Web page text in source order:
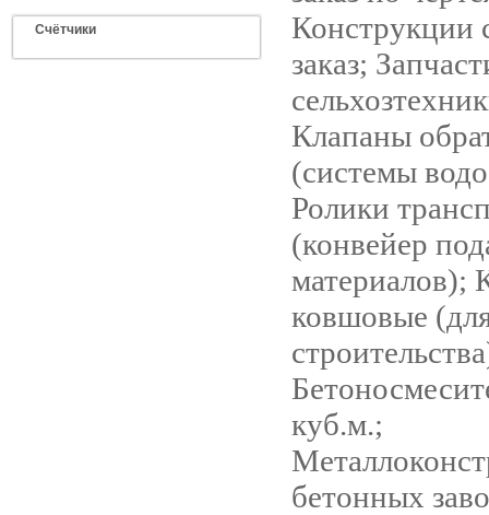
Счётчики
Конструкции
заказ;
Клапаны
(системы
Ролики
(конвейер
материалов);
ковшовые
куб.м.;
бетонных